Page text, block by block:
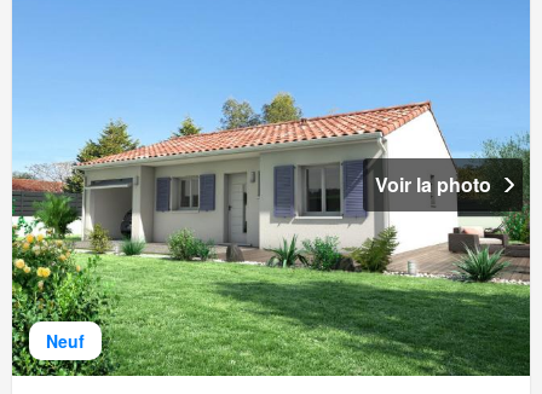
Neuf
Voir la photo